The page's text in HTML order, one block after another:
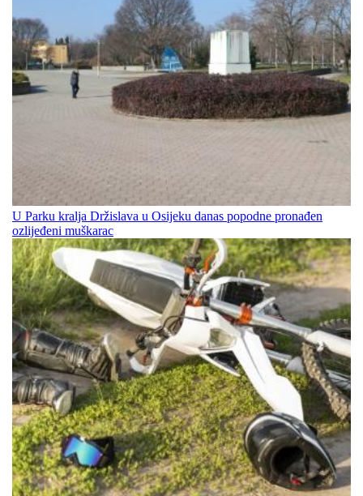
U Parku kralja Držislava u Osijeku danas popodne pronađen
ozlijeđeni muškarac